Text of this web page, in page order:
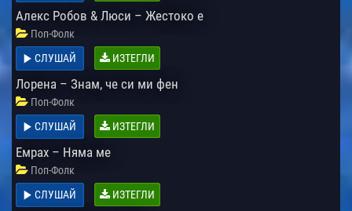
Алекс Робов & Люси – Жестоко е
Поп-Фолк
СЛУШАЙ
ИЗТЕГЛИ
Лорена – Знам, че си ми фен
Поп-Фолк
СЛУШАЙ
ИЗТЕГЛИ
Емрах – Няма ме
Поп-Фолк
СЛУШАЙ
ИЗТЕГЛИ